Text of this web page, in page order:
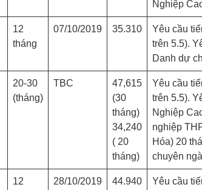
Nghiệp
12
tháng
07/10/2019 35.310
Yêu cầu
trên 5.5).
Danh dự
20-30
(tháng)
TBC
47,615
(30
tháng)
34,240
( 20
tháng)
Yêu cầu
trên 5.5).
Nghiệp
nghiệp
Hóa) 20
chuyên
12
28/10/2019 44.940
Yêu cầu